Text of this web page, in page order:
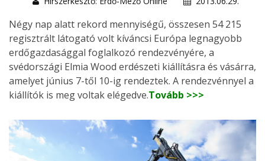
Négy nap alatt rekord mennyiségű, összesen 54 215
regisztrált látogató volt kíváncsi Európa legnagyobb
erdőgazdasággal foglalkozó rendezvényére, a
svédországi Elmia Wood erdészeti kiállításra és vásárra,
amelyet június 7-től 10-ig rendeztek. A rendezvénnyel a
kiállítók is meg voltak elégedve.Tovább >>>